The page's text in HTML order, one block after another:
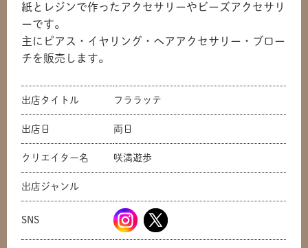
紙とレジンで作ったアクセサリーやビーズアクセサリ
ーです。
主にピアス・イヤリング・ヘアアクセサリー・ブロー
チを販売します。
出店タイトル フララッテ
出店日 両日
クリエイター名 咲満遊歩
出店ジャンル
SNS